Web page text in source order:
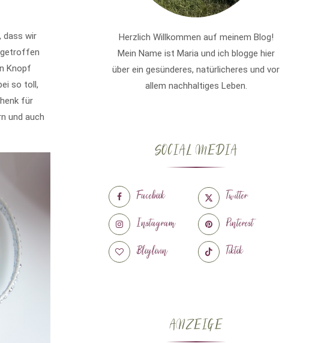
dass wir
getroffen
Knopf
so toll,
für
und auch
Herzlich Willkommen auf meinem Blog!
Mein Name ist Maria und ich blogge hier
über ein gesünderes, natürlicheres und vor
allem nachhaltiges Leben.
SOCIAL MEDIA
Facebook
Twitter
Instagram
Pinterest
Bloglovin
Tiktok
ANZEIGE